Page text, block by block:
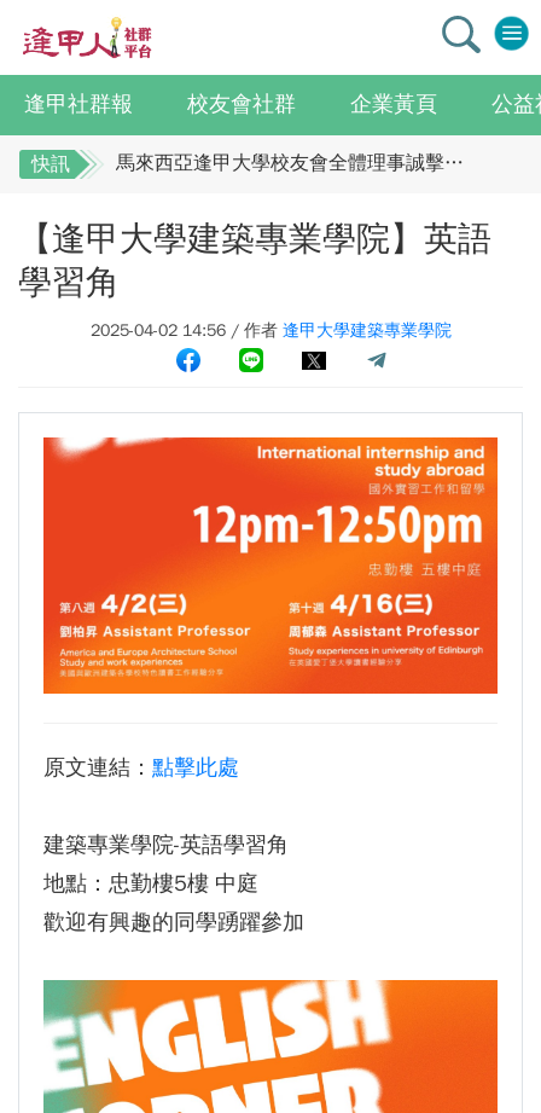
逢甲社群報 校友會社群 企業黃頁 公益
快訊
馬來西亞逢甲大學校友會全體理事誠擊祝賀 ：江蘇年會圓滿成功！
迎接七線齊發！逢甲領航M6大學系統與臺中捷運共同培育中臺灣捷運人才
114學年度系所主管會議擘畫未來教育 以「學生為中心」推動AI融入教學，跨域研究育才
逢甲大學EMBA舉辦新生共善營 以「大好・共善・同樂」開啟學習新旅程
【轉載】麗明營造第24屆公益捐血9月10日登場 歡迎企業踴躍參與
逢甲大學高承恕董事長演講【世界經濟新版圖?舊版圖?】--世界500強企業
龍谷大學師生來訪逢甲 共同探討永續林業與CLT建築發展
傳承逢甲精神！泰國校友會45週年慶 新任會長上任、青年世代接棒注入新動能
GI Day 2025｜空間資訊技術交流日-跨域感知・智慧行動
賀江蘇校友分會
全校社團博覽會2.0 精彩片段
運共同培育中臺灣捷運人才
逢甲國貿99級校友 李樺仙 學姐
【逢甲經濟人會訊】9月號出刊
114學年度系所主管會議擘畫未來教育 以「學
生為中心」推動AI融入教學，跨域研究育才
體育教學中心主任王亭文勇奪「2025 CAPA台
灣公開賽」公開女雙冠軍
逢甲大學EMBA舉辦新生共善營 以「大好・共
場 歡迎企業踴躍參與
舊版圖?】--世界500強企業
龍谷大學師生來訪逢甲 共同探討永續林業與CLT
建築發展
上任、青年世代接棒注入新動能
逢甲航太系勇奪國防競賽優勝 智慧無人機突破
GPS限制
GI Day 2025｜空間資訊技術交流日-跨域感
【逢甲大學建築專業學院】英語
學習角
2025-04-02 14:56 / 作者 逢甲大學建築專業學院
原文連結： 點擊此處
建築專業學院-英語學習角
地點：忠勤樓5樓 中庭
歡迎有興趣的同學踴躍參加